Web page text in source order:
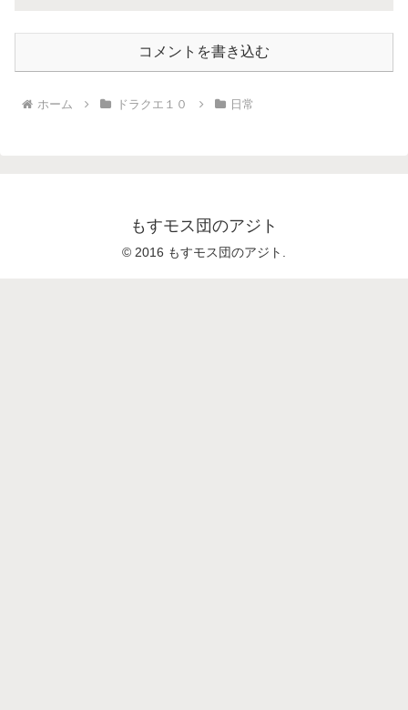
コメントを書き込む
ホーム ドラクエ１０ 日常
もすモス団のアジト
© 2016 もすモス団のアジト.